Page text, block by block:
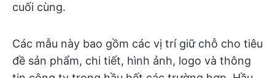
cuối cùng.
Các mẫu này bao gồm các vị trí giữ chỗ cho tiêu
đề sản phẩm, chi tiết, hình ảnh, logo và thông